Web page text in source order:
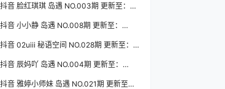
抖音 脸红琪琪 岛遇 NO.003期 更新至：
抖音 小小静 岛遇 NO.008期 更新至：
抖音 02uiii 秘语空间 NO.028期 更新至：
抖音 辰妈吖 岛遇 NO.004期 更新至：
抖音 雅婷小师妹 岛遇 NO.021期 更新至：